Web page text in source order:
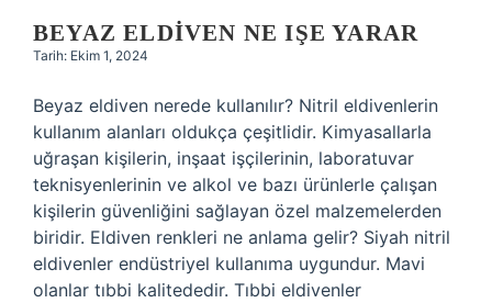
BEYAZ ELDIVEN NE IŞE YARAR
Tarih: Ekim 1, 2024
Beyaz eldiven nerede kullanılır? Nitril eldivenlerin
kullanım alanları oldukça çeşitlidir. Kimyasallarla
uğraşan kişilerin, inşaat işçilerinin, laboratuvar
teknisyenlerinin ve alkol ve bazı ürünlerle çalışan
kişilerin güvenliğini sağlayan özel malzemelerden
biridir. Eldiven renkleri ne anlama gelir? Siyah nitril
eldivenler endüstriyel kullanıma uygundur. Mavi
olanlar tıbbi kalitededir. Tıbbi eldivenler